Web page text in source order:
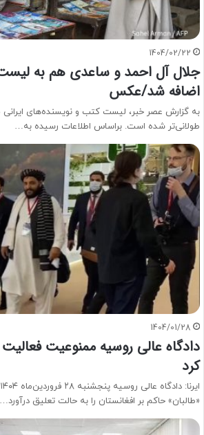
1404/02/22
جلال آل احمد و ساعدی هم به لیست
اضافه شد/عکس
به گزارش عصر خبر، لیست کتب و نویسنده‌های
طولانی‌تر شده است. براساس اطلاعات رسیده به…
1404/01/28
دادگاه عالی روسیه ممنوعیت فعالیت
کرد
«طالبان» حاکم بر افغانستان را به حالت تعلیق درآورد…